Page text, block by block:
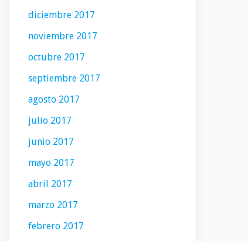
diciembre 2017
noviembre 2017
octubre 2017
septiembre 2017
agosto 2017
julio 2017
junio 2017
mayo 2017
abril 2017
marzo 2017
febrero 2017